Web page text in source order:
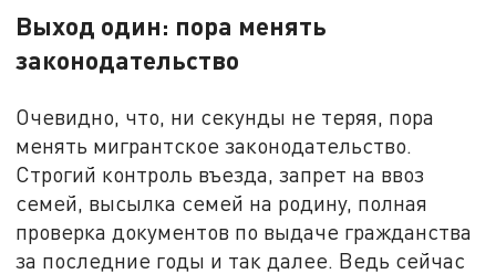
Выход один: пора менять
законодательство
Очевидно, что, ни секунды не теряя, пора
менять мигрантское законодательство.
Строгий контроль въезда, запрет на ввоз
семей, высылка семей на родину, полная
проверка документов по выдаче гражданства
за последние годы и так далее. Ведь сейчас